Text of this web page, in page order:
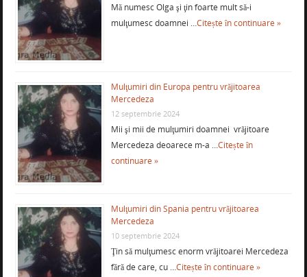
Mă numesc Olga şi ţin foarte mult să-i
mulţumesc doamnei …Citește în continuare »
Mulţumiri din Europa pentru vrăjitoarea
Mercedeza
12 septembrie 2024
Mii şi mii de mulţumiri doamnei vrăjitoare
Mercedeza deoarece m-a …Citește în
continuare »
Mulţumiri din Spania pentru vrăjitoarea
Mercedeza
10 septembrie 2024
Ţin să mulţumesc enorm vrăjitoarei Mercedeza
fără de care, cu …Citește în continuare »